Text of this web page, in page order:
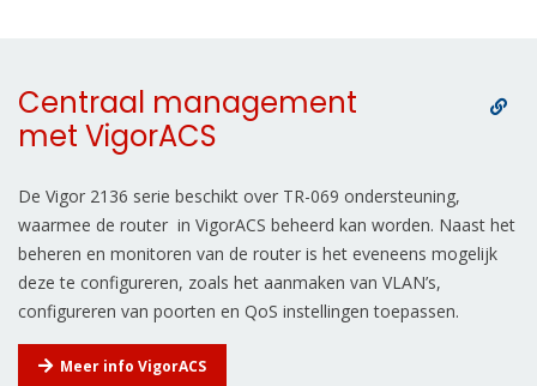
Centraal management
met VigorACS
De Vigor 2136 serie beschikt over TR-069 ondersteuning,
waarmee de router in VigorACS beheerd kan worden. Naast het
beheren en monitoren van de router is het eveneens mogelijk
deze te configureren, zoals het aanmaken van VLAN’s,
configureren van poorten en QoS instellingen toepassen.
Meer info VigorACS